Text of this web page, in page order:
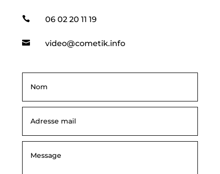
 06 02 20 11 19
 video@cometik.info